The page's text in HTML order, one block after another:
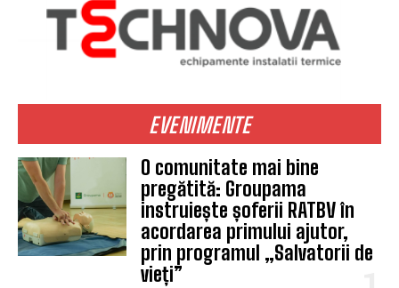
EVENIMENTE
O comunitate mai bine
pregătită: Groupama
instruiește șoferii RATBV în
acordarea primului ajutor,
prin programul „Salvatorii de
vieți”